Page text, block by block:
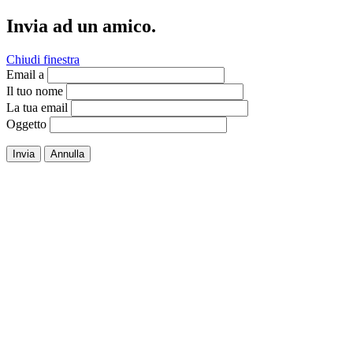
Invia ad un amico.
Chiudi finestra
Email a
Il tuo nome
La tua email
Oggetto
Invia Annulla